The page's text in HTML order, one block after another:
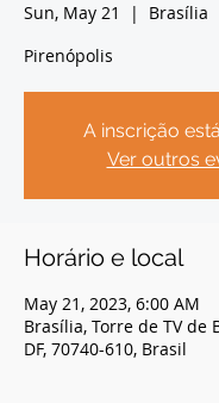
Sun, May 21
  |
Brasília
Pirenópolis
A inscrição
Ver outros
Horário e local
May 21, 2023, 6:00 AM
Brasília, Torre de TV de
DF, 70740-610, Brasil